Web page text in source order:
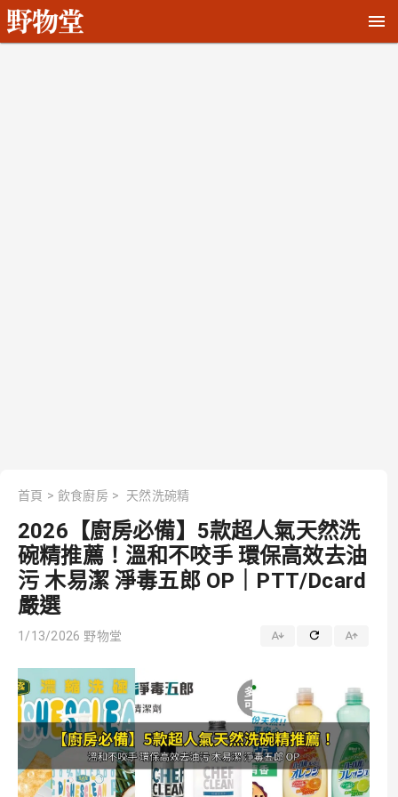
首頁 > 飲食廚房 > 天然洗碗精
2026【廚房必備】5款超人氣天然洗
碗精推薦！溫和不咬手 環保高效去油
污 木易潔 淨毒五郎 OP｜PTT/Dcard
嚴選
1/13/2026 野物堂